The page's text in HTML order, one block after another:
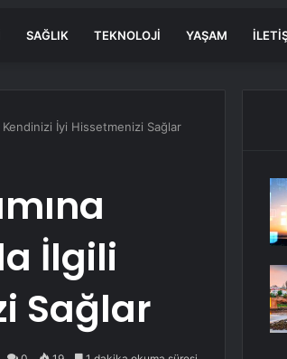
SAĞLIK TEKNOLOJI YAŞAM
Kendinizi İyi Hissetmenizi Sağlar
İlgili
Sağlar